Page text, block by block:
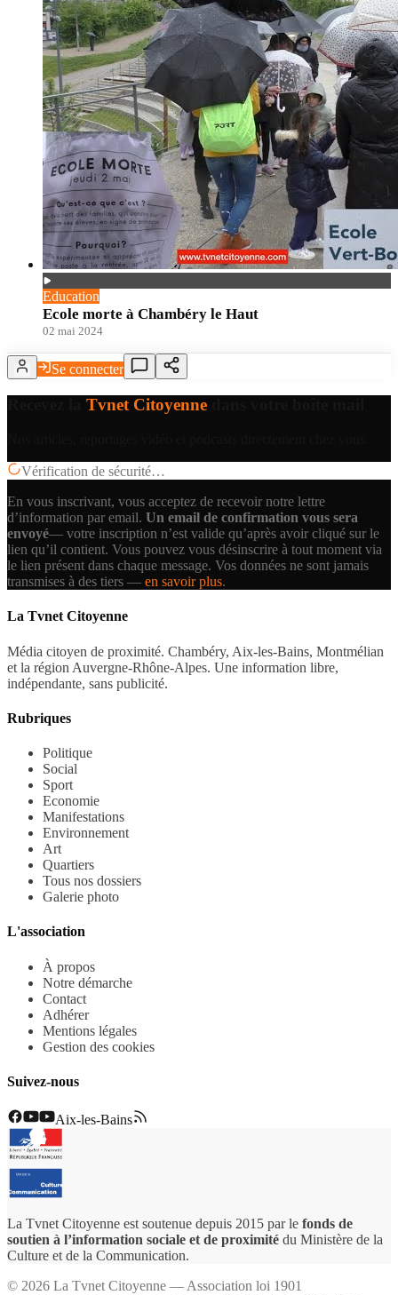
Education
Ecole morte à Chambéry le Haut
02 mai 2024
Se connecter
Tvnet Citoyenne
Vérification de sécurité…
En vous inscrivant, vous acceptez de recevoir notre lettre
d’information par email. Un email de confirmation vous sera
envoyé— votre inscription n’est valide qu’après avoir cliqué sur le
lien qu’il contient. Vous pouvez vous désinscrire à tout moment via
le lien présent dans chaque message. Vos données ne sont jamais
transmises à des tiers — en savoir plus.
La Tvnet Citoyenne
Média citoyen de proximité. Chambéry, Aix-les-Bains, Montmélian
et la région Auvergne-Rhône-Alpes. Une information libre,
indépendante, sans publicité.
Rubriques
Politique
Social
Sport
Economie
Manifestations
Environnement
Art
Quartiers
Tous nos dossiers
Galerie photo
L'association
À propos
Notre démarche
Contact
Adhérer
Mentions légales
Gestion des cookies
Suivez-nous
Aix-les-Bains
La Tvnet Citoyenne est soutenue depuis 2015 par le fonds de
soutien à l’information sociale et de proximité du Ministère de la
Culture et de la Communication.
© 2026 La Tvnet Citoyenne — Association loi 1901